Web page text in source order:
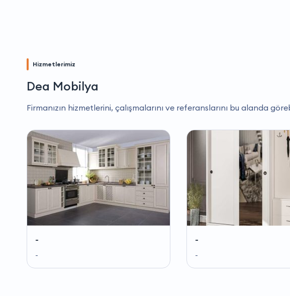
Hizmetlerimiz
Dea Mobilya
Firmanızın hizmetlerini, çalışmalarını ve referanslarını bu alanda
-
-
-
-